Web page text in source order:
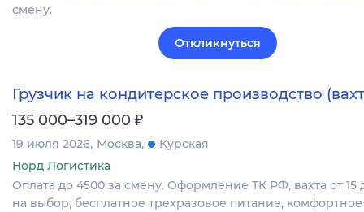
смену.
Откликнуться
Грузчик на кондитерское производство
135 000–319 000 ₽
19 июля 2026 Москва
Курская
Норд Логистика
Оплата до 4500 за смену. Оформление ТК РФ, вахта от 15
на выбор, бесплатное трехразовое питание, комфортное